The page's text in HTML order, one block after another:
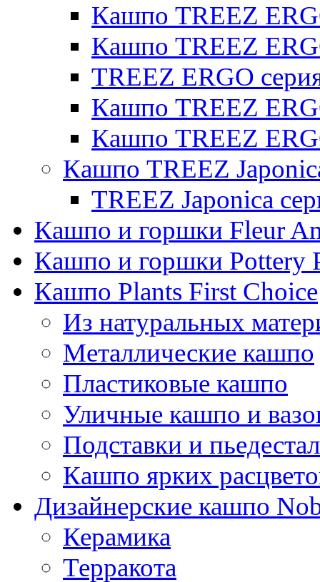
Кашпо TREEZ
Кашпо TREEZ
TREEZ ERGO
Кашпо TREEZ
Кашпо TREEZ
Кашпо TREEZ
TREEZ Japonica
Кашпо и горшки Fleur
Кашпо и горшки Pottery
Кашпо Plants First Choice
Из натуральных
Металлические кашпо
Пластиковые кашпо
Уличные кашпо и
Подставки и
Кашпо ярких
Дизайнерские кашпо
Керамика
Терракота